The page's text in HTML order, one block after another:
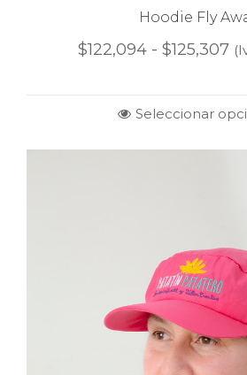
Hoodie Fly
$122,094 - $125,307
Seleccionar